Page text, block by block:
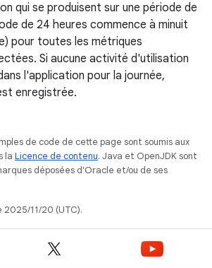
qui se produisent sur une période de
de 24 heures commence à minuit
pour toutes les métriques
Si aucune activité d'utilisation
l'application pour la journée,
enregistrée.
de code de cette page sont soumis aux
la Licence de contenu. Java et OpenJDK sont
déposées d'Oracle et/ou de ses
2025/11/20 (UTC).